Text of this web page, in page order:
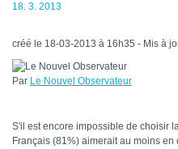
18. 3. 2013
créé le 18-03-2013 à 16h35 - Mis à
Par Le Nouvel Observateur
S'il est encore impossible de choisir
Français (81%) aimerait au moins